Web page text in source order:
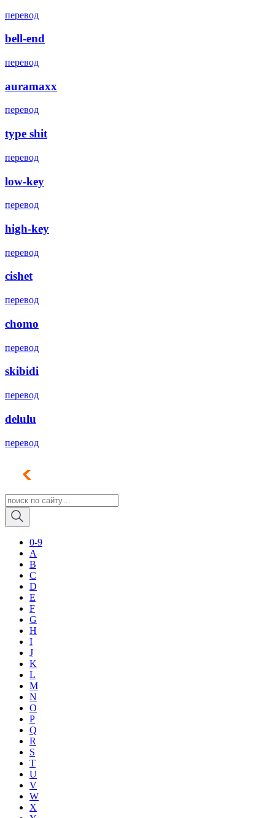
перевод
bell-end
перевод
auramaxx
перевод
type shit
перевод
low-key
перевод
high-key
перевод
cishet
перевод
chomo
перевод
skibidi
перевод
delulu
перевод
0-9
A
B
C
D
E
F
G
H
I
J
K
L
M
N
O
P
Q
R
S
T
U
V
W
X